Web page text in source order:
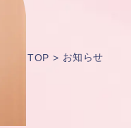
TOP お知らせ